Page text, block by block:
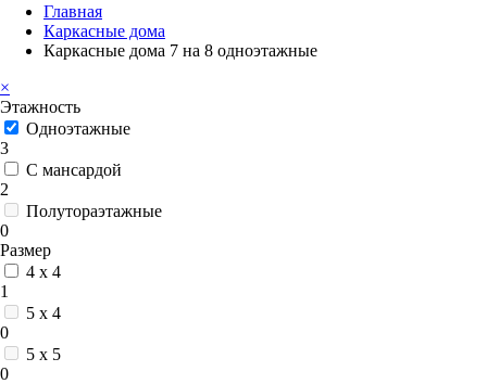
Главная
Каркасные дома
Каркасные дома 7 на 8 одноэтажные
×
Этажность
Одноэтажные
3
С мансардой
2
Полутораэтажные
0
Размер
4 x 4
1
5 x 4
0
5 x 5
0